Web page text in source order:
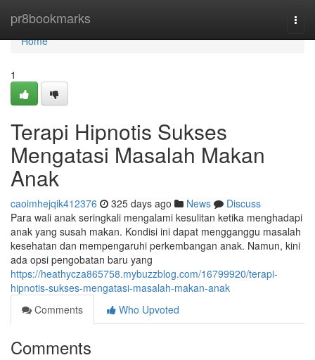
pr8bookmarks
Home
Home
1
Terapi Hipnotis Sukses
Mengatasi Masalah Makan
Anak
caoimhejqik412376 325 days ago News
Discuss
Para wali anak seringkali mengalami kesulitan ketika menghadapi
anak yang susah makan. Kondisi ini dapat mengganggu masalah
kesehatan dan mempengaruhi perkembangan anak. Namun, kini
ada opsi pengobatan baru yang
https://heathycza865758.mybuzzblog.com/16799920/terapi-
hipnotis-sukses-mengatasi-masalah-makan-anak
Comments
Who Upvoted
Comments